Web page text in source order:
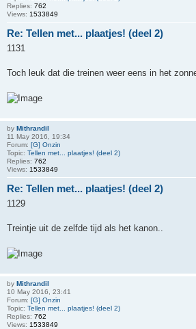
Replies: 762
Views: 1533849
Re: Tellen met... plaatjes! (deel 2)
1131
Toch leuk dat die treinen weer eens in het
by Mithrandil
11 May 2016, 19:34
Forum: [G] Onzin
Topic: Tellen met... plaatjes! (deel 2)
Replies: 762
Views: 1533849
Re: Tellen met... plaatjes! (deel 2)
1129
Treintje uit de zelfde tijd als het kanon..
by Mithrandil
10 May 2016, 23:41
Forum: [G] Onzin
Topic: Tellen met... plaatjes! (deel 2)
Replies: 762
Views: 1533849